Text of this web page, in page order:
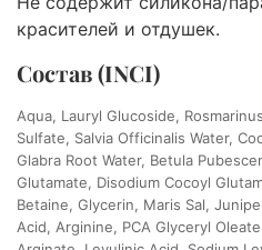
красителей и отдушек.
Состав (INCI)
Aqua, Lauryl Glucoside,
Sulfate, Salvia Officinalis Water,
Glabra Root Water, Betula
Glutamate, Disodium Cocoyl
Betaine, Glycerin, Maris Sal,
Acid, Arginine, PCA Glyceryl